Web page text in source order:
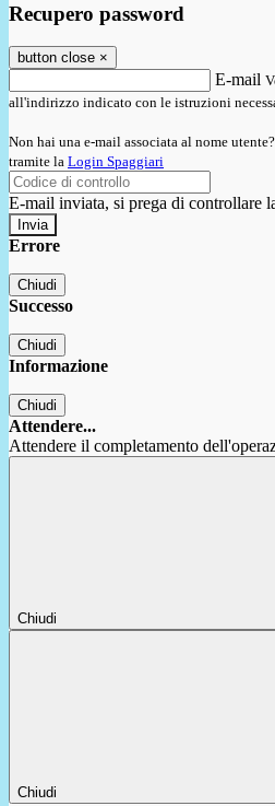
Recupero password
button close ×
E-mail
all'indirizzo indicato con le istruzioni
Non hai una e-mail associata al nome
tramite la Login Spaggiari
E-mail inviata, si prega di controllare
Errore
Chiudi
Successo
Chiudi
Informazione
Chiudi
Attendere...
Attendere il completamento
Chiudi
Chiudi